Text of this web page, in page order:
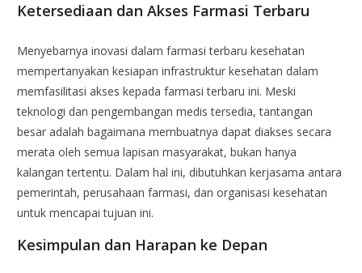
Ketersediaan dan Akses Farmasi Terbaru
Menyebarnya inovasi dalam farmasi terbaru kesehatan
mempertanyakan kesiapan infrastruktur kesehatan dalam
memfasilitasi akses kepada farmasi terbaru ini. Meski
teknologi dan pengembangan medis tersedia, tantangan
besar adalah bagaimana membuatnya dapat diakses secara
merata oleh semua lapisan masyarakat, bukan hanya
kalangan tertentu. Dalam hal ini, dibutuhkan kerjasama antara
pemerintah, perusahaan farmasi, dan organisasi kesehatan
untuk mencapai tujuan ini.
Kesimpulan dan Harapan ke Depan